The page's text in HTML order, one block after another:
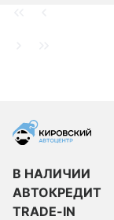
В НАЛИЧИИ
АВТОКРЕДИТ
TRADE-IN